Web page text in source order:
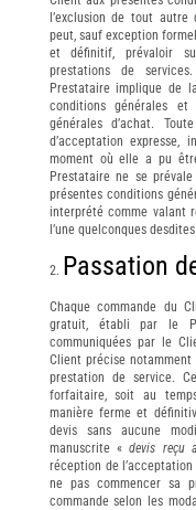
l’exclusion de tout
peut, sauf exception
et définitif, prévaloir
prestations de
Prestataire implique de
conditions générales
générales d’achat.
d’acceptation
moment où elle a pu
Prestataire ne se
présentes conditions
interprété comme valant
l’une quelconques
Passation
Chaque commande du
gratuit, établi par le
communiquées par le
Client précise
prestation de service.
forfaitaire, soit au
manière ferme et
devis sans aucune
manuscrite «devis reçu
réception de
ne pas commencer sa
commande selon les